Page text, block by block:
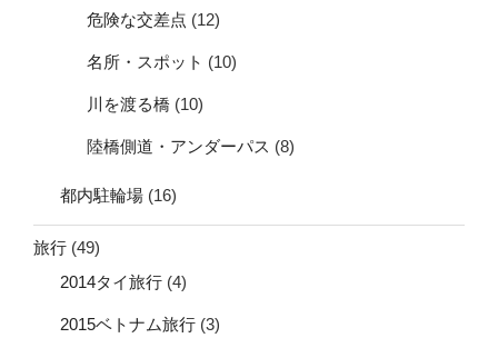
危険な交差点 (12)
名所・スポット (10)
川を渡る橋 (10)
陸橋側道・アンダーパス (8)
都内駐輪場 (16)
旅行 (49)
2014タイ旅行 (4)
2015ベトナム旅行 (3)